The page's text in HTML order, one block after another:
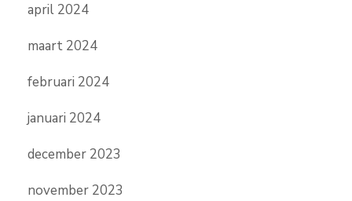
april 2024
maart 2024
februari 2024
januari 2024
december 2023
november 2023